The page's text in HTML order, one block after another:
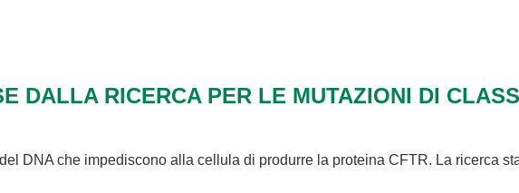
DALLA RICERCA PER LE MUTAZIONI DI
DNA che impediscono alla cellula di produrre la proteina CFTR. La ricerca